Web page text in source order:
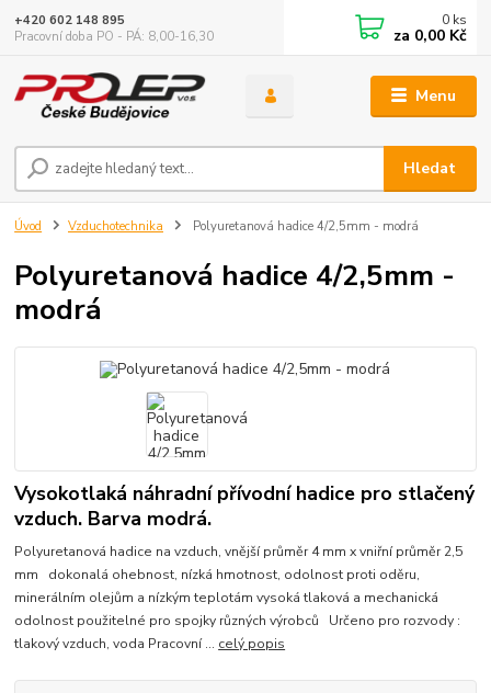
Menu
Hledat
+420 602 148 895
Pracovní doba PO - PÁ: 8,00-16,30
0 ks
za 0,00 Kč
Úvod Vzduchotechnika Polyuretanová hadice 4/2,5mm - modrá
Polyuretanová hadice 4/2,5mm -
modrá
Vysokotlaká náhradní přívodní hadice pro stlačený
vzduch. Barva modrá.
Polyuretanová hadice na vzduch, vnější průměr 4 mm x vniřní průměr 2,5
mm dokonalá ohebnost, nízká hmotnost, odolnost proti oděru,
minerálním olejům a nízkým teplotám vysoká tlaková a mechanická
odolnost použitelné pro spojky různých výrobců Určeno pro rozvody :
tlakový vzduch, voda Pracovní ... celý popis